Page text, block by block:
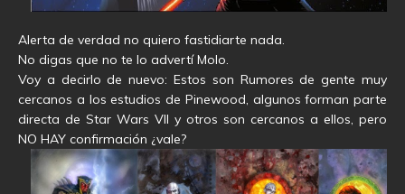
Alerta de verdad no quiero fastidiarte nada.
No digas que no te lo advertí Molo.
Voy a decirlo de nuevo: Estos son Rumores de gente muy
cercanos a los estudios de Pinewood, algunos forman parte
directa de Star Wars VII y otros son cercanos a ellos, pero
NO HAY confirmación ¿vale?